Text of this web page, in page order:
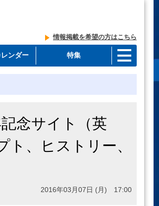
情報掲載を希望の方はこちら
ンダー 特集
念サイト（英
ト、ヒストリー、
2016年03月07日 (月) 17:00